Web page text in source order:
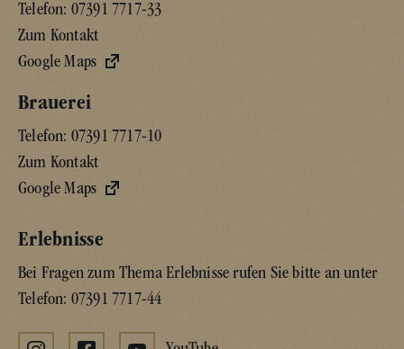
Telefon: 07391 7717-33
Zum Kontakt
Google Maps
Brauerei
Telefon: 07391 7717-10
Zum Kontakt
Google Maps
Erlebnisse
Bei Fragen zum Thema Erlebnisse rufen Sie bitte an unter
Telefon: 07391 7717-44